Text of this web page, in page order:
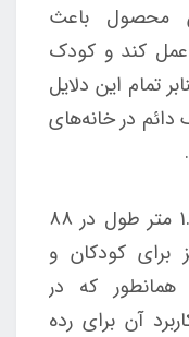
محصول باعث
کند و کودک
تمام این دلایل
دائم در خانه‌های
تشک بادی کودک مورد نظر 1.57 متر طول در 88
برای کودکان و
که در
آن برای رده